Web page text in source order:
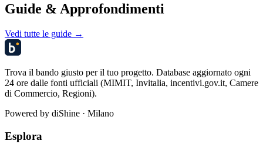
Guide & Approfondimenti
Vedi tutte le guide →
Trova il bando giusto per il tuo progetto. Database aggiornato ogni
24 ore dalle fonti ufficiali (MIMIT, Invitalia, incentivi.gov.it, Camere
di Commercio, Regioni).
Powered by diShine · Milano
Esplora